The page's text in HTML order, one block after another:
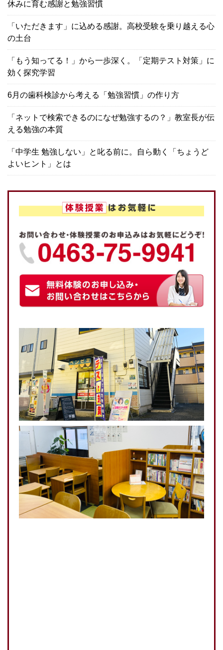
休みに育む感謝と勉強習慣
「いただきます」に込める感謝。高校受験を乗り越える心
の土台
「もう知ってる！」から一歩深く。「定期テスト対策」に
効く探究学習
6月の歯科検診から考える「勉強習慣」の作り方
「ネットで検索できるのになぜ勉強するの？」教室長が伝
える勉強の本質
「中学生 勉強しない」と叱る前に。自ら動く「ちょうど
よいヒント」とは